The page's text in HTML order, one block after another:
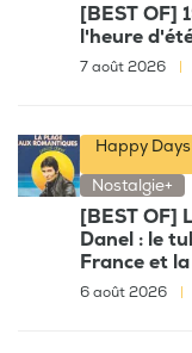
[BEST OF]
l'heure
7 août 2026
Happy
Nostalgie+
[BEST OF]
Danel : le
France et
6 août 2026